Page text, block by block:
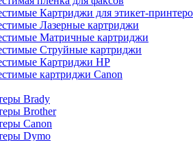
Картриджи для этикет-
Лазерные картриджи
Матричные картриджи
Струйные картриджи
Картриджи HP
картриджи Canon
Brady
Brother
Canon
Dymo